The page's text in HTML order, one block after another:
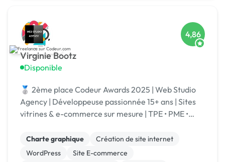
Virginie Bootz
Disponible
4,86
🥈 2ème place Codeur Awards 2025 | Web Studio
Agency | Développeuse passionnée 15+ ans | Sites
vitrines & e-commerce sur mesure | TPE • PME •
Charte graphique
Création de site internet
WordPress
Site E-commerce